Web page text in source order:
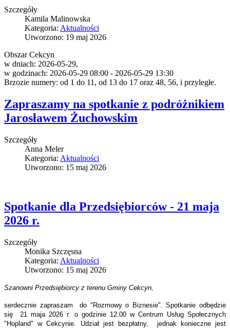
Szczegóły
Kamila Malinowska
Kategoria: Aktualności
Utworzono: 19 maj 2026
Obszar Cekcyn
w dniach: 2026-05-29,
w godzinach: 2026-05-29 08:00 - 2026-05-29 13:30
Brzozie numery: od 1 do 11, od 13 do 17 oraz 48, 56, i przyległe.
Zapraszamy na spotkanie z podróżnikiem
Jarosławem Żuchowskim
Szczegóły
Anna Meler
Kategoria: Aktualności
Utworzono: 15 maj 2026
Spotkanie dla Przedsiębiorców - 21 maja
2026 r.
Szczegóły
Monika Szczęsna
Kategoria: Aktualności
Utworzono: 15 maj 2026
Szanowni Przedsiębiorcy z terenu Gminy Cekcyn,
serdecznie zapraszam do "Rozmowy o Biznesie". Spotkanie odbędzie
się 21 maja 2026 r. o godzinie 12.00 w Centrum Usług Społecznych
"Hopland" w Cekcynie. Udział jest bezpłatny, jednak konieczne jest